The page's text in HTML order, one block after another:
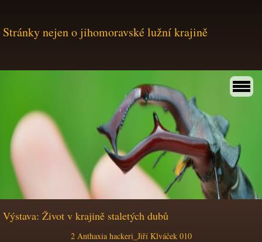
Stránky nejen o jihomoravské lužní krajině
Výstava: Život v krajině staletých dubů
2 Anthaxia hackeri_Jiří Klváček 010